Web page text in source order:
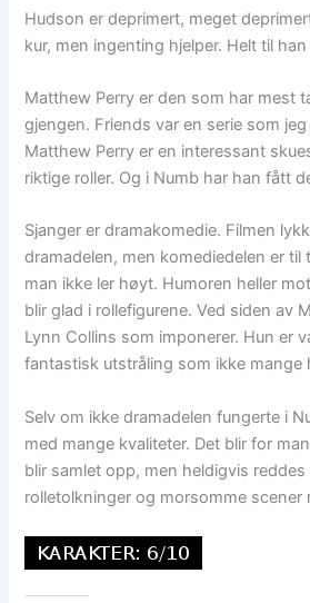
Hudson er deprimert, meget
kur, men ingenting hjelper. Helt til
Matthew Perry er den som har mest
gjengen. Friends var en serie som
Matthew Perry er en interessant
riktige roller. Og i Numb har han fått
Sjanger er dramakomedie. Filmen
dramadelen, men komediedelen er til
man ikke ler høyt. Humoren heller
blir glad i rollefigurene. Ved siden av
Lynn Collins som imponerer. Hun er
fantastisk utstråling som ikke mange
Selv om ikke dramadelen fungerte i
med mange kvaliteter. Det blir for
blir samlet opp, men heldigvis
rolletolkninger og morsomme scener